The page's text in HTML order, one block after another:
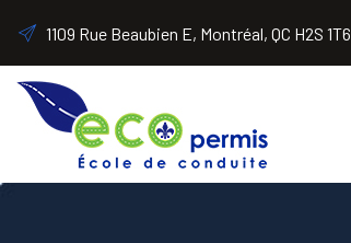
1109 Rue Beaubien E, Montréal, QC H2S 1T6